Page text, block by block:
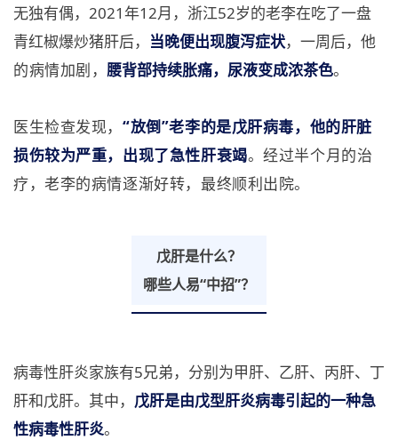
无独有偶，2021年12月，浙江52岁的老李在吃了一盘
青红椒爆炒猪肝后， 当晚便出现腹泻症状，一周后， 他
的病情加剧 ， 腰背部持续胀痛，尿液变成浓茶色。
医生检查发现，“放倒”老李的是戊肝病毒，他的肝脏
损伤较为严重，出现了急性肝衰竭。经过半个月的治
疗，老李的病情逐渐好转，最终顺利出院。
戊肝是什么？
哪些人易“中招”？
病毒性肝炎家族有5兄弟，分别为甲肝、乙肝、丙肝、丁
肝和戊肝。其中， 戊肝是由戊型肝炎病毒引起的一种急
性病毒性肝炎。